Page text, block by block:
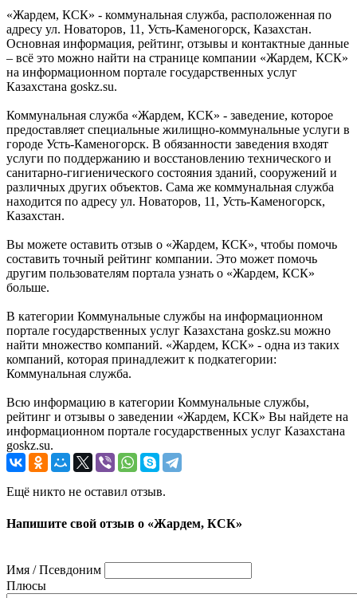
«Жардем, КСК» - коммунальная служба, расположенная по
адресу ул. Новаторов, 11, Усть-Каменогорск, Казахстан.
Основная информация, рейтинг, отзывы и контактные данные
– всё это можно найти на странице компании «Жардем, КСК»
на информационном портале государственных услуг
Казахстана goskz.su.
Коммунальная служба «Жардем, КСК» - заведение, которое
предоставляет специальные жилищно-коммунальные услуги в
городе Усть-Каменогорск. В обязанности заведения входят
услуги по поддержанию и восстановлению технического и
санитарно-гигиенического состояния зданий, сооружений и
различных других объектов. Сама же коммунальная служба
находится по адресу ул. Новаторов, 11, Усть-Каменогорск,
Казахстан.
Вы можете оставить отзыв о «Жардем, КСК», чтобы помочь
составить точный рейтинг компании. Это может помочь
другим пользователям портала узнать о «Жардем, КСК»
больше.
В категории Коммунальные службы на информационном
портале государственных услуг Казахстана goskz.su можно
найти множество компаний. «Жардем, КСК» - одна из таких
компаний, которая принадлежит к подкатегории:
Коммунальная служба.
Всю информацию в категории Коммунальные службы,
рейтинг и отзывы о заведении «Жардем, КСК» Вы найдете на
информационном портале государственных услуг Казахстана
goskz.su.
Ещё никто не оставил отзыв.
Напишите свой отзыв о «Жардем, КСК»
Имя / Псевдоним
Плюсы